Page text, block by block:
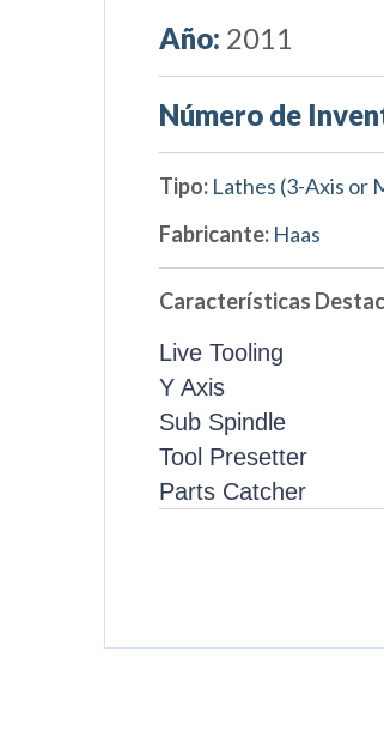
Año: 2011
Número de
Tipo: Lathes (3-Axis or
Fabricante: Haas
Características
Live Tooling
Y Axis
Sub Spindle
Tool Presetter
Parts Catcher